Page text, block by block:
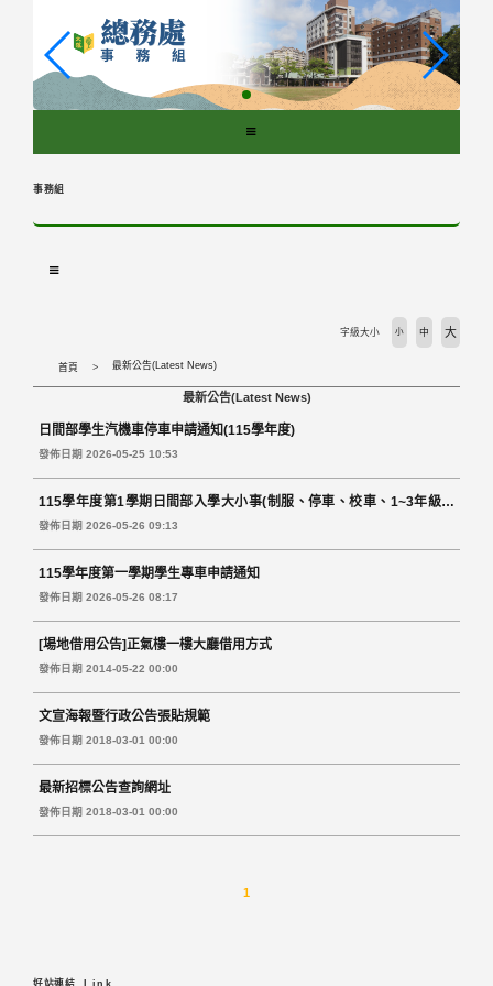
事務組
首頁 最新公告(Latest News)
字級大小 小 中 大
最新公告(Latest News)
日間部學生汽機車停車申請通知(115學年度)
發佈日期 2026-05-25 10:53
115學年度第1學期日間部入學大小事(制服、停車、校車、1~3年級書
籍)
發佈日期 2026-05-26 09:13
115學年度第一學期學生專車申請通知
發佈日期 2026-05-26 08:17
[場地借用公告]正氣樓一樓大廳借用方式
發佈日期 2014-05-22 00:00
文宣海報暨行政公告張貼規範
發佈日期 2018-03-01 00:00
最新招標公告查詢網址
發佈日期 2018-03-01 00:00
1
好站連結 Link